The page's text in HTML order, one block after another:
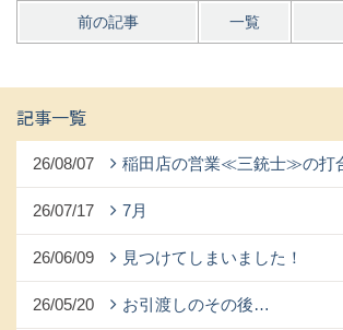
前の記事 一覧
記事一覧
26/08/07 稲田店の営業≪三銃士≫の打
26/07/17 7月
26/06/09 見つけてしまいました！
26/05/20 お引渡しのその後…